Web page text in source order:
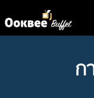
ก